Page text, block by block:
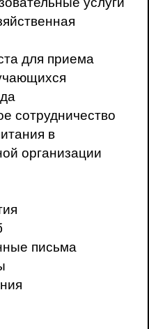
для приема
сотрудничество
в
организации
письма